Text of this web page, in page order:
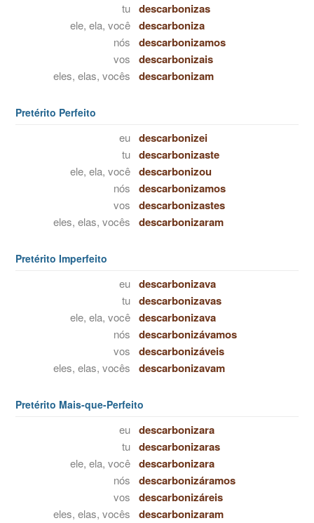
tu descarbonizas
ele, ela, você descarboniza
nós descarbonizamos
vos descarbonizais
eles, elas, vocês descarbonizam
Pretérito Perfeito
eu descarbonizei
tu descarbonizaste
ele, ela, você descarbonizou
nós descarbonizamos
vos descarbonizastes
eles, elas, vocês descarbonizaram
Pretérito Imperfeito
eu descarbonizava
tu descarbonizavas
ele, ela, você descarbonizava
nós descarbonizávamos
vos descarbonizáveis
eles, elas, vocês descarbonizavam
Pretérito Mais-que-Perfeito
eu descarbonizara
tu descarbonizaras
ele, ela, você descarbonizara
nós descarbonizáramos
vos descarbonizáreis
eles, elas, vocês descarbonizaram